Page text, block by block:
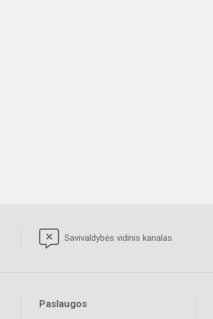
Savivaldybės vidinis kanalas
Paslaugos